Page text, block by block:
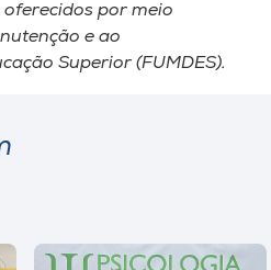
oferecidos por meio
e ao
Superior (FUMDES).